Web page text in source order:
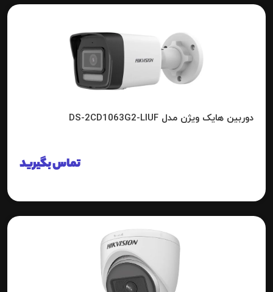
دوربین هایک ویژن مدل DS-2CD1063G2-LIUF
تماس بگیرید